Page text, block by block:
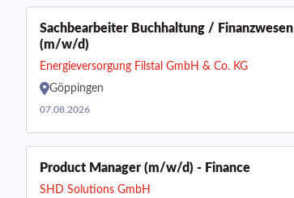
Sachbearbeiter Buchhaltung / Finanzwesen
(m/w/d)
Energieversorgung Filstal GmbH & Co. KG
Göppingen
07.08.2026
Product Manager (m/w/d) - Finance
SHD Solutions GmbH